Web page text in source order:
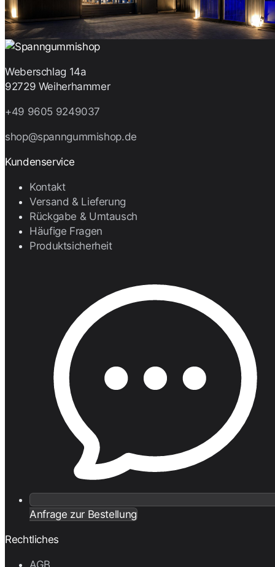
Weberschlag 14a
92729 Weiherhammer
+49 9605 9249037
shop@spanngummishop.de
Kundenservice
Kontakt
Versand & Lieferung
Rückgabe & Umtausch
Häufige Fragen
Produktsicherheit
Anfrage zur Bestellung
Rechtliches